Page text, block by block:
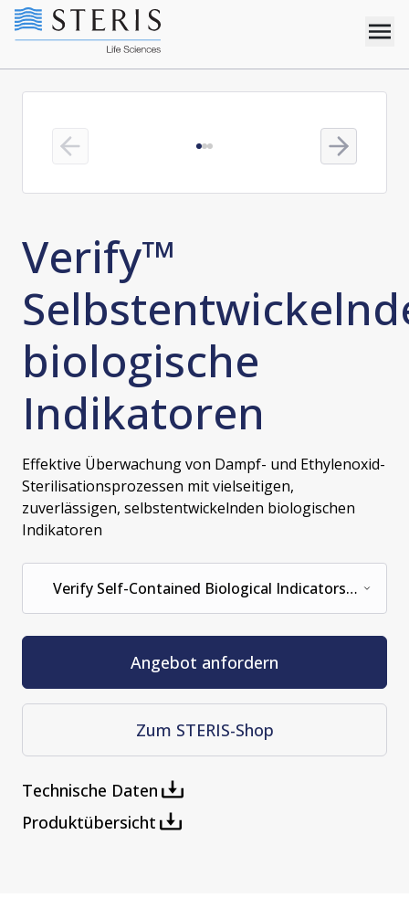
Previous slide Next slide
Verify™
biologische
Indikatoren
Effektive Überwachung von Dampf- und Ethylenoxid-
Sterilisationsprozessen mit vielseitigen,
zuverlässigen, selbstentwickelnden biologischen
Indikatoren
Verify Self-Contained Biological Indicators
Dual Species (50/BOX 2/CASE)
Angebot anfordern
Zum STERIS-Shop
Technische Daten
Produktübersicht